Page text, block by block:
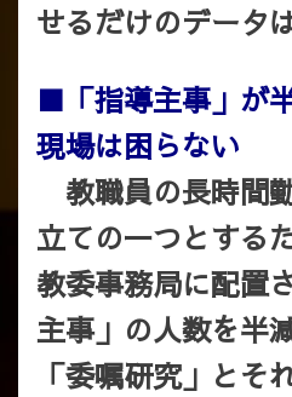
せるだけのデータ
■「指導主事」が
現場は困らない
教職員の長時間
立ての一つとする
教委事務局に配置
主事」の人数を半
「委嘱研究」とそ